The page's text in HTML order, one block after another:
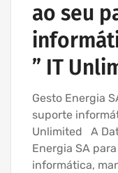
ao seu
” IT
Gesto Energia
suporte
Unlimited A
Energia SA
informática,